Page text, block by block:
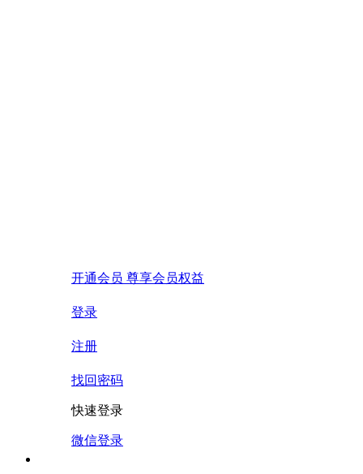
开通会员 尊享会员权益
登录
注册
找回密码
快速登录
微信登录